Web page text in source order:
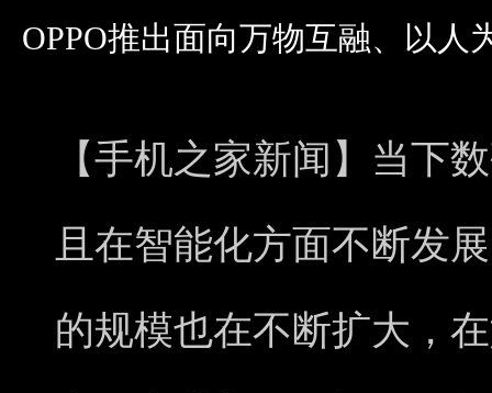
OPPO推出面向万物互融、以
【手机之家新闻】当下
且在智能化方面不断发
的规模也在不断扩大，